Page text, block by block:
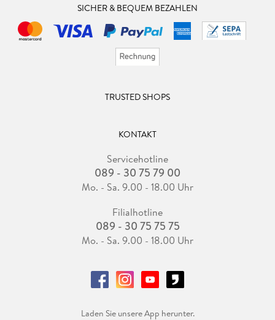
SICHER & BEQUEM BEZAHLEN
TRUSTED SHOPS
KONTAKT
Servicehotline
089 - 30 75 79 00
Mo. - Sa. 9.00 - 18.00 Uhr
Filialhotline
089 - 30 75 75 75
Mo. - Sa. 9.00 - 18.00 Uhr
Laden Sie unsere App herunter.